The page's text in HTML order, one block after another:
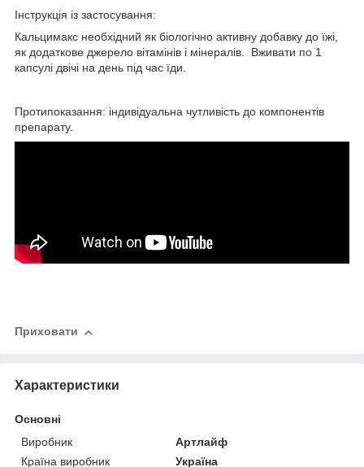
Інструкція із застосування:
Кальцимакс необхідний як біологічно активну добавку до їжі,
як додаткове джерело вітамінів і мінералів. Вживати по 1
капсулі двічі на день під час їди.
Протипоказання: індивідуальна чутливість до компонентів
препарату.
Приховати
Характеристики
Основні
Виробник
Артлайф
Країна виробник
Україна